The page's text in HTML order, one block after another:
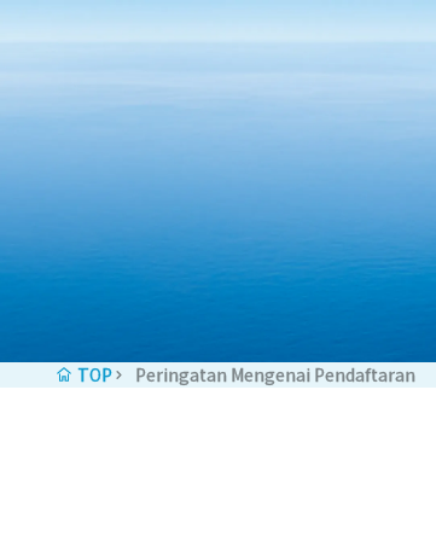
TOP Peringatan Mengenai Pendaftaran